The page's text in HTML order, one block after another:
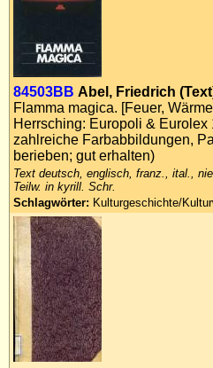
84503BB Abel, Friedrich
Flamma magica. [Feuer,
Herrsching: Europoli & Eurolex
zahlreiche Farbabbildungen,
berieben; gut erhalten)
Text deutsch, englisch, franz., ital.,
Teilw. in kyrill. Schr.
Schlagwörter: Kulturgeschichte/